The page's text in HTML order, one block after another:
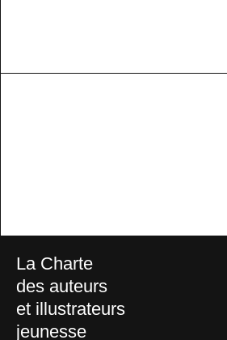
La Charte
des auteurs
et illustrateurs
jeunesse